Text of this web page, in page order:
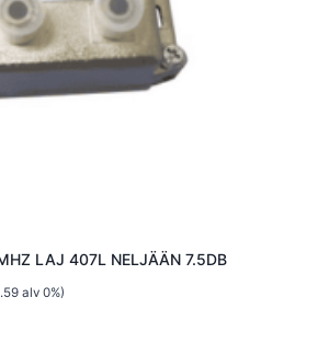
LAJ 407L NELJÄÄN 7.5DB
alv 0%)